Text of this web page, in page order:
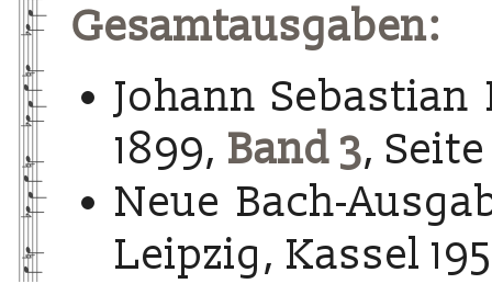
Gesamtausgaben:
Johann Sebastian
1899, Band 3, Seite
Neue Bach-
Leipzig, Kassel